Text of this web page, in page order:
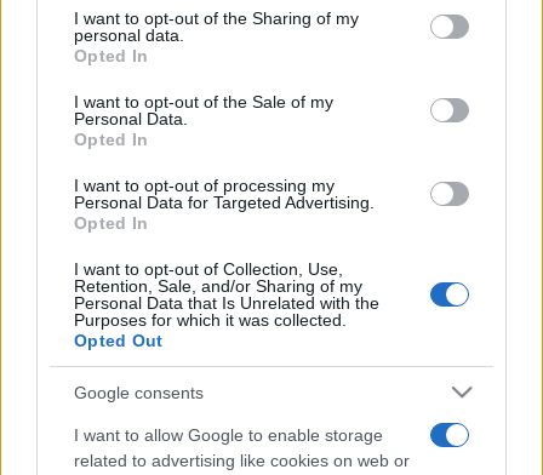
not limited to your visit or usage behaviour. You may click to
grant or deny consent to Google and its third-party tags to
use your data for below specified purposes in below Google
consent section.
I want to opt-out of the Sharing of my
personal data.
Opted In
I want to opt-out of the Sale of my
Personal Data.
Opted In
I want to opt-out of processing my
Personal Data for Targeted Advertising.
Opted In
I want to opt-out of Collection, Use,
Retention, Sale, and/or Sharing of my
Personal Data that Is Unrelated with the
Purposes for which it was collected.
Opted Out
Google consents
I want to allow Google to enable storage
related to advertising like cookies on web or
A június 1-én az Egyesült Államokban mozikba kerülő
Knocked Up főszereplője kénytelen tudomásul venni, hogy
egyéjszakás kalandja nem várt következményekkel jár: a
illető hölgyike terhes lett. A produkcióban Apatow a 40
köszönthetjükSeth Rogen-t,Leslie Mann
Paul
-ot.
MEGOSZTÁS